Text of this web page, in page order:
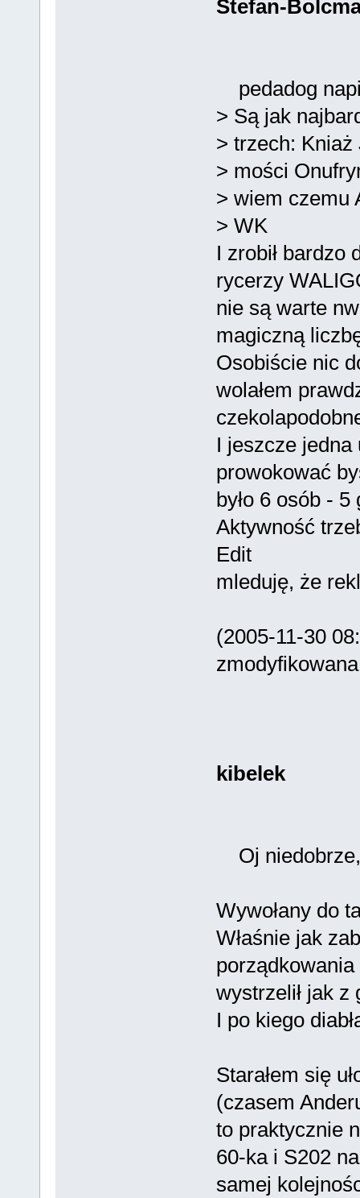
Stefan-
pedadog
> Są jak
> trzech: Kniaż
> mości
> wiem czemu
> WK
I zrobił bardzo
rycerzy
nie są warte
magiczną
Osobiście nic
wolałem
I jeszcze
prowokować
było 6 osób - 5
Aktywność
Edit
mleduję, że
(2005-11-30
zmodyfikowana
kibelek
Oj
Wywołany do
Właśnie jak
wystrzelił jak z
I po kiego
Starałem się
(czasem
to praktycznie
60-ka i S202
samej